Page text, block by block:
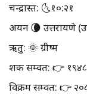
चन्द्रास्त: 🌜१०:२१
अयन 🌘 उत्तरायणे
ऋतु: 🌞 ग्रीष्म
शक सम्वत: 👉
विक्रम सम्वत: 👉